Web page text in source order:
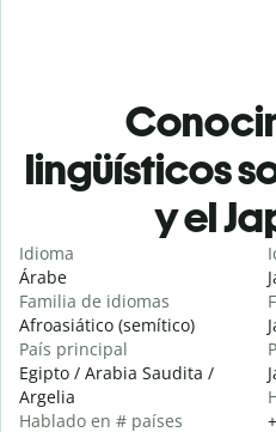
lingüísticos
y el
Idioma
Árabe
Familia de idiomas
Afroasiático (semítico)
País principal
Egipto / Arabia Saudita /
Argelia
Hablado en # países